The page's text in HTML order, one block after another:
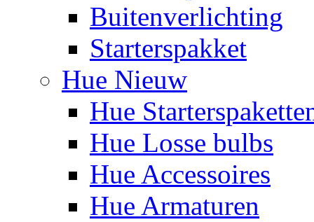
Buitenverlichting
Starterspakket
Hue Nieuw
Hue
Hue Losse bulbs
Hue Accessoires
Hue Armaturen